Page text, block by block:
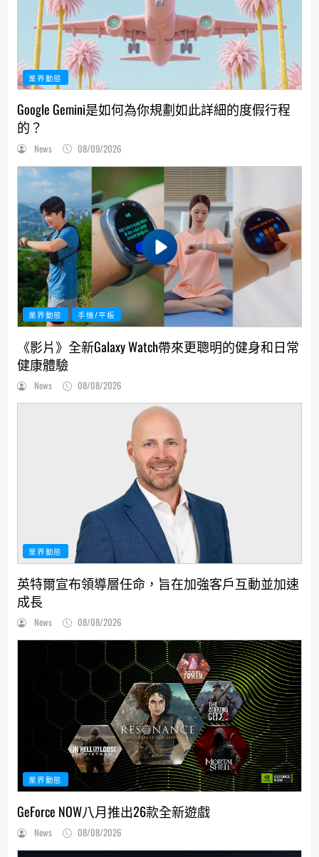
業界動態
Google Gemini是如何為你規劃如此詳細的度假行程
的？
News 08/09/2026
業界動態 手機/平板
《影片》全新Galaxy Watch帶來更聰明的健身和日常
健康體驗
News 08/08/2026
業界動態
英特爾宣布領導層任命，旨在加強客戶互動並加速
成長
News 08/08/2026
業界動態
GeForce NOW八月推出26款全新遊戲
News 08/08/2026